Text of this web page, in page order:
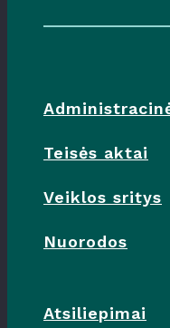
Teisės aktai
Veiklos sritys
Nuorodos
Atsiliepimai